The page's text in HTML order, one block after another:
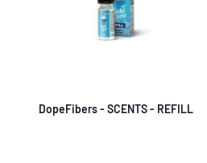
DopeFibers - SCENTS - REFILL